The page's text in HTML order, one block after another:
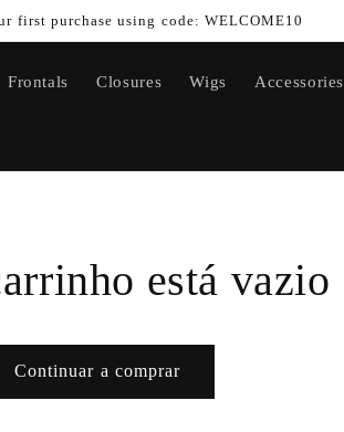
first purchase using code: WELCOME10
Frontals Closures Wigs Accessories
está vazio
Continuar a comprar